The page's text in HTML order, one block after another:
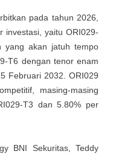
pada tahun 2026,
investasi, yaitu ORI029-
yang akan jatuh tempo
T6 dengan tenor enam
Februari 2032. ORI029
masing-masing
T3 dan 5.80% per
BNI Sekuritas, Teddy